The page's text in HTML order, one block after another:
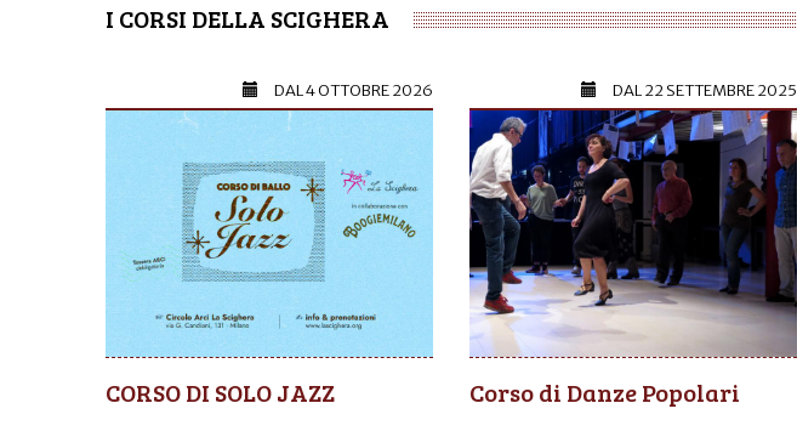
I CORSI DELLA SCIGHERA
DAL4 OTTOBRE 2026
CORSO DI SOLO JAZZ
DAL22 SETTEMBRE 2025
Corso di Danze Popolari